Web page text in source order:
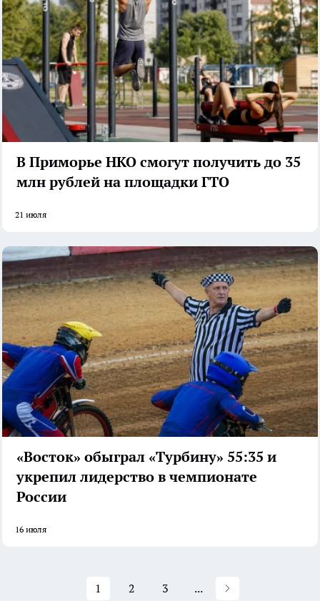
В Приморье НКО смогут получить до 35
млн рублей на площадки ГТО
21 июля
«Восток» обыграл «Турбину» 55:35 и
укрепил лидерство в чемпионате
России
16 июля
1 2 3 ...